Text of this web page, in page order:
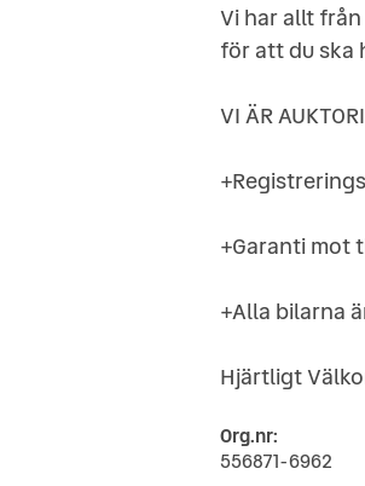
Vi har allt
för att du ska
VI ÄR
+Garanti mot
+Alla bilarna
Hjärtligt
Org.nr:
556871-6962